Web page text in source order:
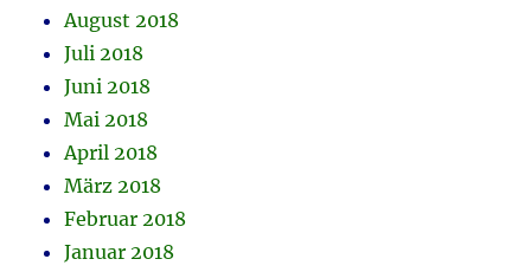
August 2018
Juli 2018
Juni 2018
Mai 2018
April 2018
März 2018
Februar 2018
Januar 2018